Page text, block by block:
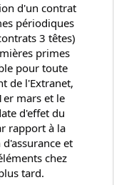
d'un contrat
périodiques
3 têtes)
primes
pour toute
de l'Extranet,
mars et le
d'effet du
rapport à la
et
chez
tard.